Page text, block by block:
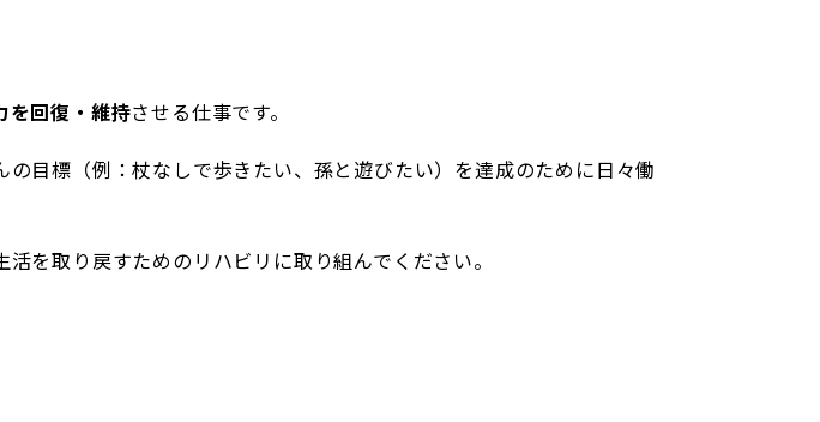
を回復・維持させる仕事です。
目標（例：杖なしで歩きたい、孫と遊びたい）を達成のために日々働
を取り戻すためのリハビリに取り組んでください。